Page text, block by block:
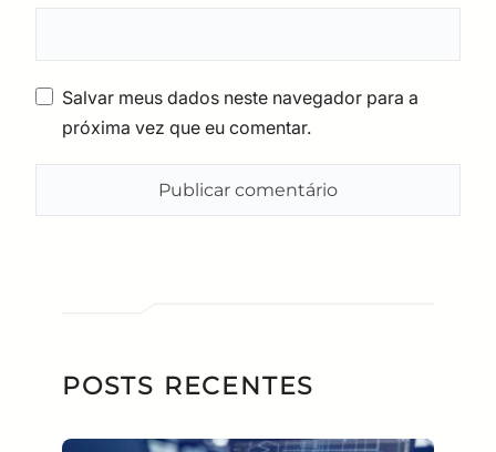
Salvar meus dados neste navegador para a
próxima vez que eu comentar.
POSTS RECENTES